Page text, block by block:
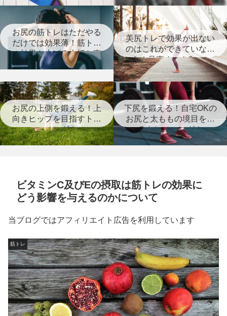
お尻の筋トレはただやる
だけでは効果薄！筋トレ
の効果を上げる大切な事
とは？
美尻トレで効果が出ない
のはこれができていない
から！見直すべき8つのポ
イント【筋トレ】
お尻の上側を鍛える！上
向きヒップを目指すトレ
ーニング！
下尻を鍛える！自宅OKの
お尻と太ももの境目を作
るトレーニング！
ビタミンC及びEの摂取は筋トレの効果に
どう影響を与えるのかについて
当ブログではアフィリエイト広告を利用しています
筋トレ